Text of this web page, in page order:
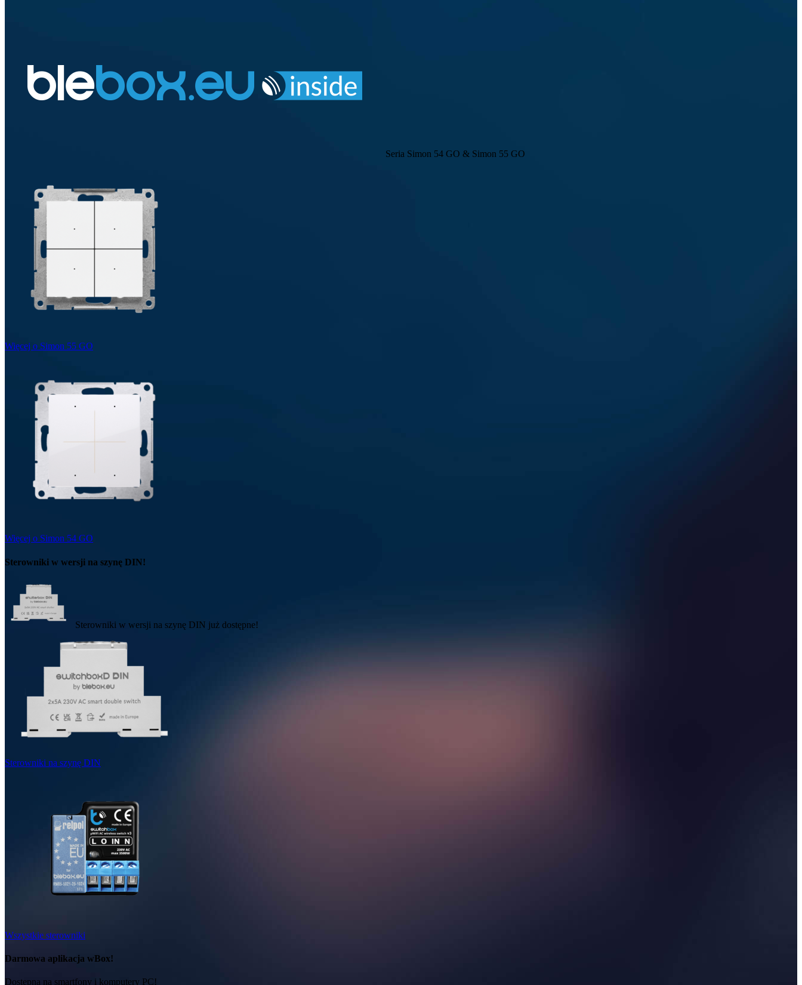
Seria Simon 54 GO & Simon 55 GO
Więcej o Simon 55 GO
Więcej o Simon 54 GO
Sterowniki w wersji na szynę DIN!
Sterowniki w wersji na szynę DIN już dostępne!
Sterowniki na szynę DIN
Wszystkie sterowniki
Darmowa aplikacja wBox!
Dostępna na smartfony i komputery PC!